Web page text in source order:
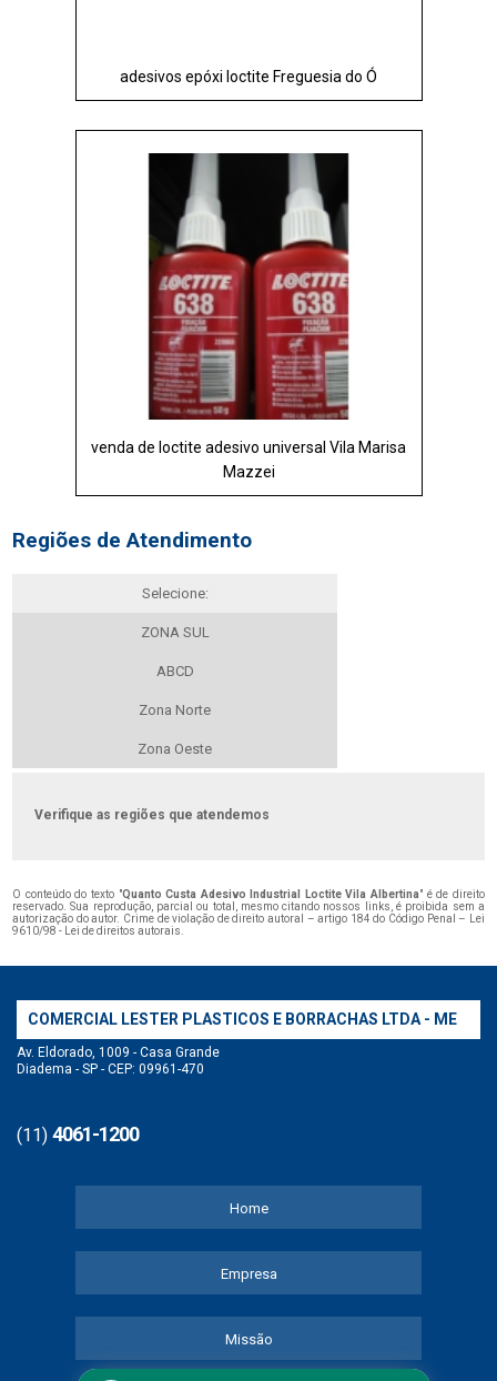
adesivos epóxi loctite Freguesia do Ó
venda de loctite adesivo universal Vila Marisa
Mazzei
Regiões de Atendimento
Selecione:
ZONA SUL
ABCD
Zona Norte
Zona Oeste
Verifique as regiões que atendemos
O conteúdo do texto "Quanto Custa Adesivo Industrial Loctite Vila Albertina" é de direito
reservado. Sua reprodução, parcial ou total, mesmo citando nossos links, é proibida sem a
autorização do autor. Crime de violação de direito autoral – artigo 184 do Código Penal – Lei
9610/98 - Lei de direitos autorais.
COMERCIAL LESTER PLASTICOS E BORRACHAS LTDA - ME
Av. Eldorado, 1009 - Casa Grande
Diadema - SP - CEP: 09961-470
(11) 4061-1200
Home
Empresa
Missão